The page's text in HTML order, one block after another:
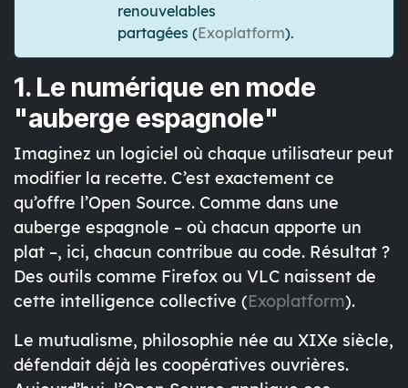
renouvelables
partagées (Exoplatform).
1. Le numérique en mode
"auberge espagnole"
Imaginez un logiciel où chaque utilisateur peut
modifier la recette. C’est exactement ce
qu’offre l’Open Source. Comme dans une
auberge espagnole – où chacun apporte un
plat –, ici, chacun contribue au code. Résultat ?
Des outils comme Firefox ou VLC naissent de
cette intelligence collective (Exoplatform).
Le mutualisme, philosophie née au XIXe siècle,
défendait déjà les coopératives ouvrières.